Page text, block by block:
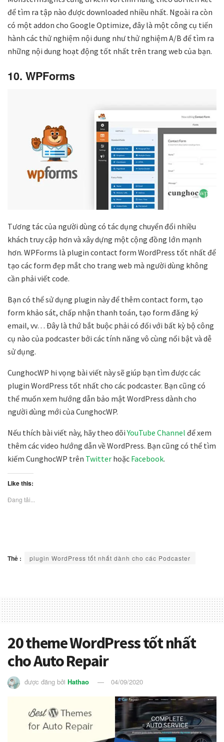
để tìm ra tập nào được downloaded nhiều nhất. Ngoài ra còn
có một addon cho Google Optimize, đây là một công cụ tiến
hành các thử nghiệm nội dung như thử nghiệm A/B để tìm ra
những nội dung hoạt động tốt nhất trên trang web của bạn.
10. WPForms
Tương tác của người dùng có tác dụng chuyển đổi nhiều
khách truy cập hơn và xây dựng một cộng đồng lớn mạnh
hơn. WPForms là plugin contact form WordPress tốt nhất để
tạo các form đẹp mắt cho trang web mà người dùng không
cần phải viết code.
Bạn có thể sử dụng plugin này để thêm contact form, tạo
form khảo sát, chấp nhận thanh toán, tạo form đăng ký
email, vv… Đây là thứ bắt buộc phải có đối với bất kỳ bộ công
cụ nào của podcaster bởi các tính năng vô cùng nổi bật và dễ
sử dụng.
CunghocWP hi vọng bài viết này sẽ giúp bạn tìm được các
plugin WordPress tốt nhất cho các podcaster. Bạn cũng có
thể muốn xem hướng dẫn bảo mật WordPress dành cho
người dùng mới của CunghocWP.
Nếu thích bài viết này, hãy theo dõiYouTube Channel để xem
thêm các video hướng dẫn về WordPress. Bạn cũng có thể tìm
kiếm CunghocWP trên Twitter hoặc Facebook.
Like this:
Đang tải...
Thẻ : plugin WordPress tốt nhất dành cho các Podcaster
20 theme WordPress tốt nhất
cho Auto Repair
được đăng bởi Hathao 04/09/2020